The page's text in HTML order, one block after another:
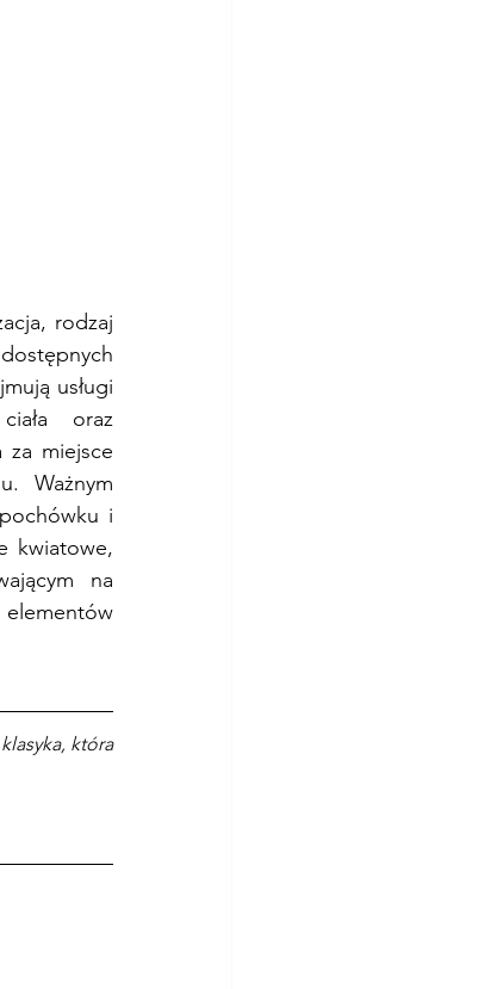
rodzaj
usługi
oraz
za miejsce
Ważnym
i
kwiatowe,
na
która